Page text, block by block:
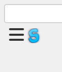
Skapa